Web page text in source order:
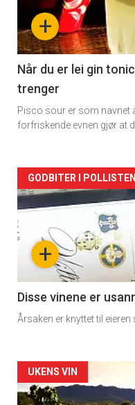
nå
-
2
+
Når du er lei gin
trenger
Pisco sour er som navnet
forfriskende evnen gjør at
Forsiden
akkurat
nå
3
+
GODBITER I POLLISTEN
Disse vinene er
Årsaken er knyttet til
Forsiden
UKENS VIN